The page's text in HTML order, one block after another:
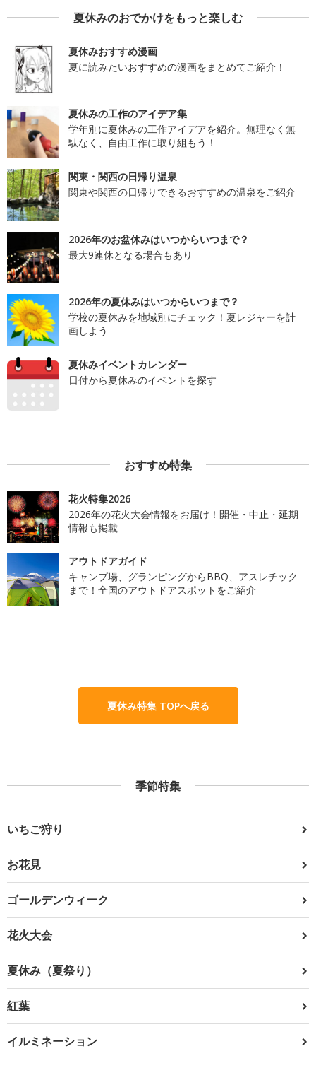
夏休みのおでかけをもっと楽しむ
夏休みおすすめ漫画
夏に読みたいおすすめの漫画をまとめてご紹介！
夏休みの工作のアイデア集
学年別に夏休みの工作アイデアを紹介。無理なく無
駄なく、自由工作に取り組もう！
関東・関西の日帰り温泉
関東や関西の日帰りできるおすすめの温泉をご紹介
2026年のお盆休みはいつからいつまで？
最大9連休となる場合もあり
2026年の夏休みはいつからいつまで？
学校の夏休みを地域別にチェック！夏レジャーを計
画しよう
夏休みイベントカレンダー
日付から夏休みのイベントを探す
おすすめ特集
花火特集2026
2026年の花火大会情報をお届け！開催・中止・延期
情報も掲載
アウトドアガイド
キャンプ場、グランピングからBBQ、アスレチック
まで！全国のアウトドアスポットをご紹介
夏休み特集 TOPへ戻る
季節特集
いちご狩り
お花見
ゴールデンウィーク
花火大会
夏休み（夏祭り）
紅葉
イルミネーション